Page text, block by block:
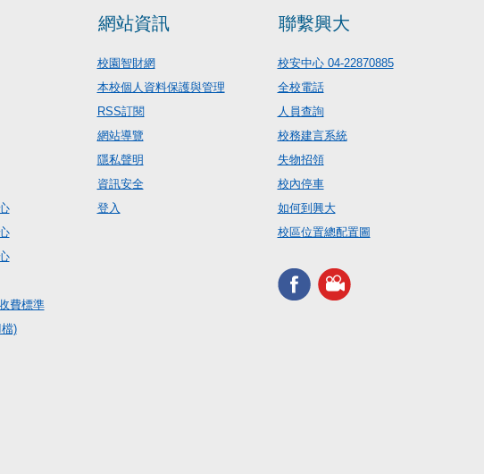
費標準
)
網站資訊
校園智財網
本校個人資料保護與管理
RSS訂閱
網站導覽
隱私聲明
資訊安全
登入
聯繫興大
校安中心 04-22870885
全校電話
人員查詢
校務建言系統
失物招領
校內停車
如何到興大
校區位置總配置圖